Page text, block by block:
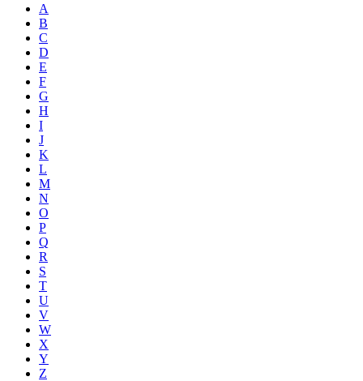
A
B
C
D
E
F
G
H
I
J
K
L
M
N
O
P
Q
R
S
T
U
V
W
X
Y
Z